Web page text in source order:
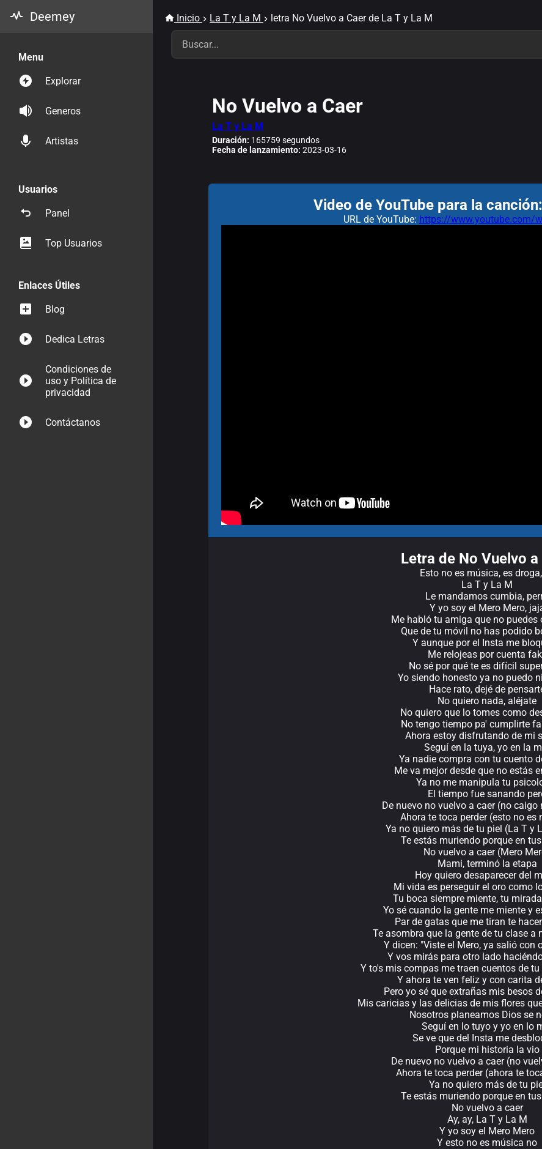
Deemey
Menu
Explorar
Generos
Artistas
Usuarios
Panel
Top Usuarios
Enlaces Útiles
Blog
Dedica Letras
Condiciones de
uso y Política de
privacidad
Contáctanos
Inicio La T y La M letra No Vuelvo a Caer de La T y La M
No Vuelvo a Caer
La T y La M
Duración: 165759 segundos
Fecha de lanzamiento: 2023-03-16
Video de YouTube para la
URL de YouTube: https://www.youtube.com/
Letra de No Vuelvo a
Esto no es música, es
La T y La M
Le mandamos cumbia,
Y yo soy el Mero Mero,
Me habló tu amiga que no puedes
Que de tu móvil no has podido
Y aunque por el Insta me
Me relojeas por cuenta
No sé por qué te es difícil
Yo siendo honesto ya no puedo
Hace rato, dejé de
No quiero nada, aléjate
No quiero que lo tomes como
No tengo tiempo pa' cumplirte
Ahora estoy disfrutando de mi
Seguí en la tuya, yo en la
Ya nadie compra con tu cuento
Me va mejor desde que no estás
Ya no me manipula tu
El tiempo fue sanando
De nuevo no vuelvo a caer (no caigo
Ahora te toca perder (esto no es
Ya no quiero más de tu piel (La T y
Te estás muriendo porque en
No vuelvo a caer (Mero
Mami, terminó la etapa
Hoy quiero desaparecer del
Mi vida es perseguir el oro como
Tu boca siempre miente, tu
Yo sé cuando la gente me miente y
Par de gatas que me tiran te
Te asombra que la gente de tu clase a
Y dicen: "Viste el Mero, ya salió con
Y vos mirás para otro lado
Y to's mis compas me traen cuentos de
Y ahora te ven feliz y con carita
Pero yo sé que extrañas mis besos
Mis caricias y las delicias de mis flores
Nosotros planeamos Dios se
Seguí en lo tuyo y yo en lo
Se ve que del Insta me
Porque mi historia la vio
De nuevo no vuelvo a caer (no
Ahora te toca perder (ahora te
Ya no quiero más de tu
Te estás muriendo porque en
No vuelvo a caer
Ay, ay, La T y La M
Y yo soy el Mero Mero
Y esto no es música no